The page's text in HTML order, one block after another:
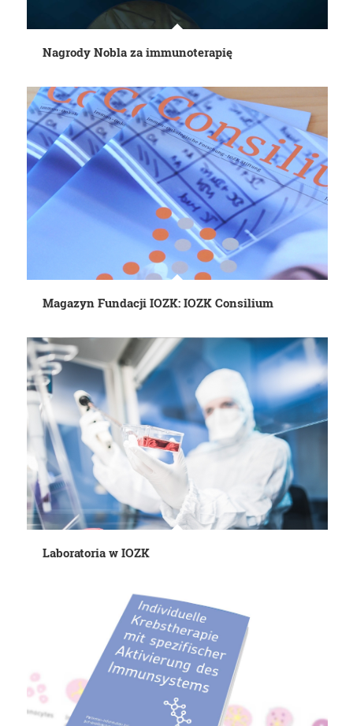
Nagrody Nobla za immunoterapię
Magazyn Fundacji IOZK: IOZK Consilium
Laboratoria w IOZK